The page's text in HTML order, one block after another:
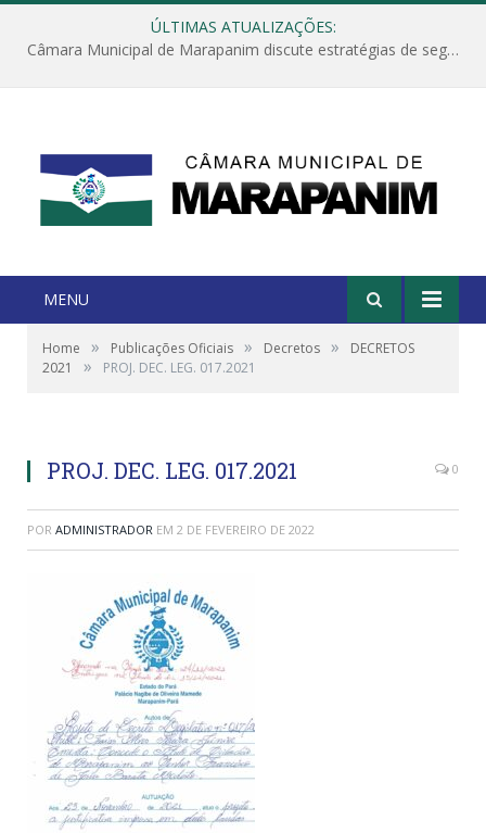
ÚLTIMAS ATUALIZAÇÕES:
Câmara Municipal de Marapanim discute estratégias de segurança com autoridades e poder executivo
MENU
Home » Publicações Oficiais » Decretos »
DECRETOS
2021
» PROJ. DEC. LEG. 017.2021
PROJ. DEC. LEG. 017.2021 0
POR ADMINISTRADOR EM 2 DE FEVEREIRO DE 2022